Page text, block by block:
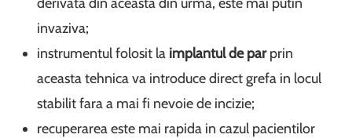
invaziva;
instrumentul folosit la implantul de parprin
aceasta tehnica va introduce direct grefa in locul
stabilit fara a mai fi nevoie de incizie;
recuperarea este mai rapida in cazul pacientilor